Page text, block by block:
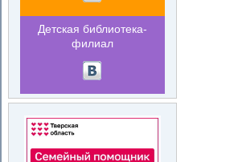
Детская библиотека-
филиал